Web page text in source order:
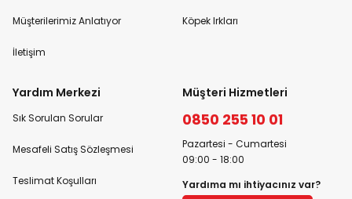
Müşterilerimiz Anlatıyor
İletişim
Köpek Irkları
Yardım Merkezi
Sık Sorulan Sorular
Mesafeli Satış Sözleşmesi
Teslimat Koşulları
Müşteri Hizmetleri
0850 255 10 01
Pazartesi - Cumartesi
09:00 - 18:00
Yardıma mı ihtiyacınız var?